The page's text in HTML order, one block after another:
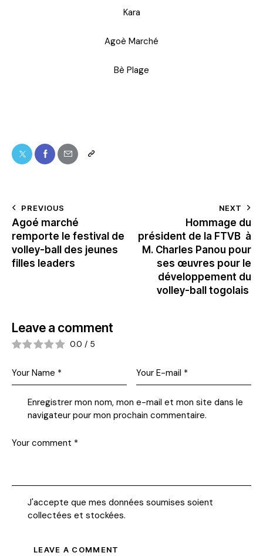
Kara
Agoè Marché
Bè Plage
PREVIOUS
Agoé marché
remporte le festival de
volley-ball des jeunes
filles leaders
NEXT
Hommage du
président de la FTVB à
M. Charles Panou pour
ses œuvres pour le
développement du
volley-ball togolais
Leave a comment
0.0 / 5
Enregistrer mon nom, mon e-mail et mon site dans le
navigateur pour mon prochain commentaire.
J'accepte que mes données soumises soient
collectées et stockées.